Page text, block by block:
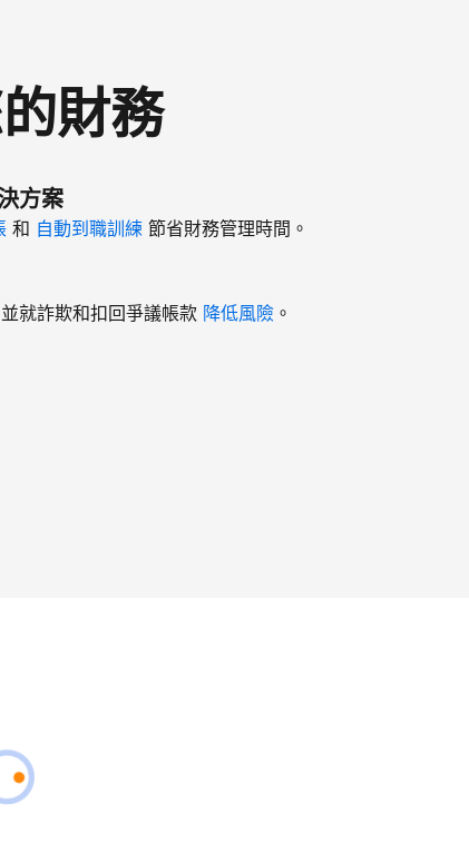
財務
方案
和 自動到職訓練 節省財務管理時間。
就詐欺和扣回爭議帳款 降低風險 。